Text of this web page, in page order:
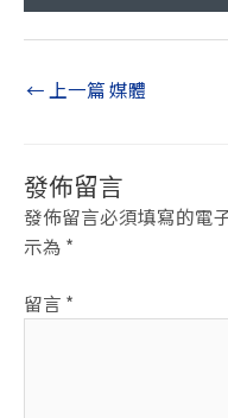
←上一篇 媒體
發佈留言
發佈留言必須填寫的電
示為 *
留言 *